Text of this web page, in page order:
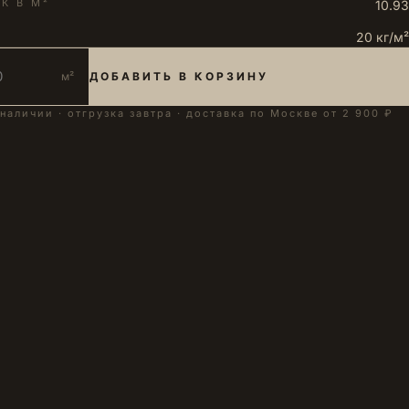
В М² 10.93
20 кг/м²
м² ДОБАВИТЬ В КОРЗИНУ
· отгрузка завтра · доставка по Москве от 2 900 ₽